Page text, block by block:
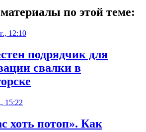
по этой теме:
12:10
подрядчик для
свалки в
15:22
хоть потоп». Как